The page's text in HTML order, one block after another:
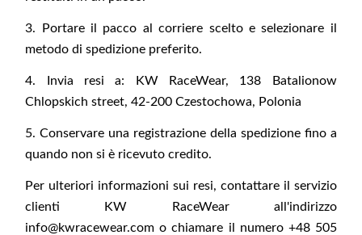
3. Portare il pacco al corriere scelto e selezionare il
metodo di spedizione preferito.
4. Invia resi a: KW RaceWear, 138 Batalionow
Chlopskich street, 42-200 Czestochowa, Polonia
5. Conservare una registrazione della spedizione fino a
quando non si è ricevuto credito.
Per ulteriori informazioni sui resi, contattare il servizio
clienti KW RaceWear all'indirizzo
info@kwracewear.com o chiamare il numero +48 505